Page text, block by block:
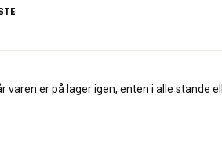
er på lager igen, enten i alle stande